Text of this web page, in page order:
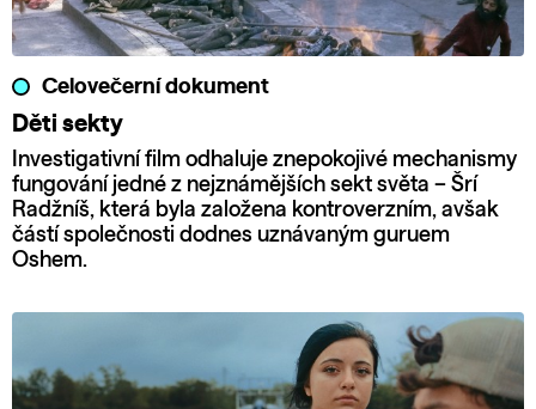
Celovečerní dokument
Děti sekty
Investigativní film odhaluje znepokojivé mechanismy
fungování jedné z nejznámějších sekt světa – Šrí
Radžníš, která byla založena kontroverzním, avšak
částí společnosti dodnes uznávaným guruem
Oshem.